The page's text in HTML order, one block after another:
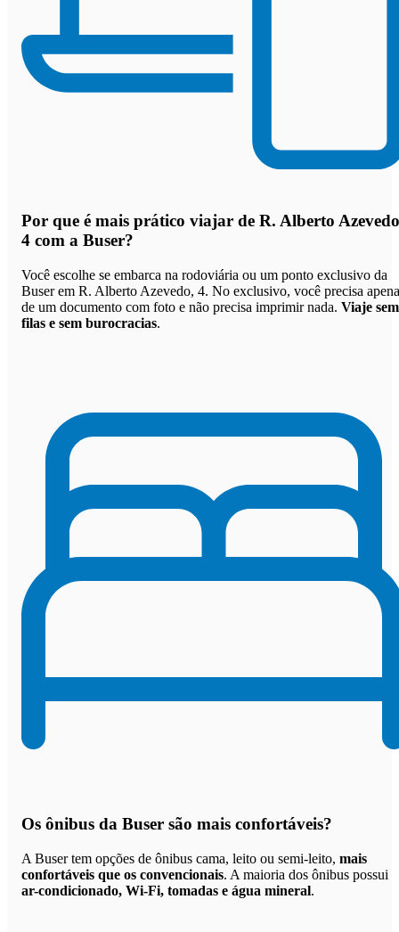
Por que é mais prático viajar de R. Alberto
4 com a Buser?
Você escolhe se embarca na rodoviária ou um ponto exclusivo da
Buser em R. Alberto Azevedo, 4. No exclusivo, você precisa
de um documento com foto e não precisa imprimir nada. Viaje sem
filas e sem burocracias.
Os ônibus da Buser são mais confortáveis?
A Buser tem opções de ônibus cama, leito ou semi-leito, mais
confortáveis que os convencionais. A maioria dos ônibus possui
ar-condicionado, Wi-Fi, tomadas e água mineral.